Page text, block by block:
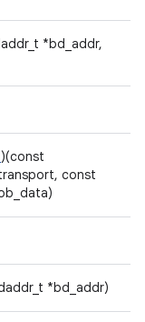
*bd_addr,
)(const
const
*bd_addr)